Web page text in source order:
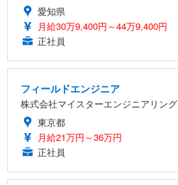
愛知県
月給30万9,400円～44万9,400円
正社員
フィールドエンジニア
株式会社マイスターエンジニアリング
東京都
月給21万円～36万円
正社員